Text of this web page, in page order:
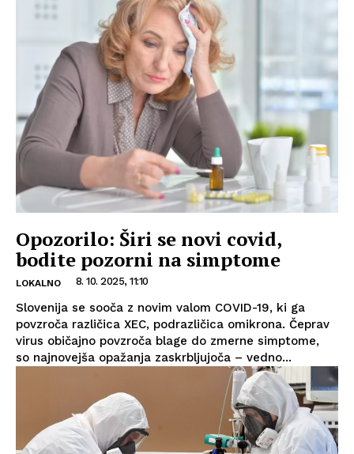
Opozorilo: Širi se novi covid,
bodite pozorni na simptome
LOKALNO 8. 10. 2025, 11:10
Slovenija se sooča z novim valom COVID-19, ki ga
povzroča različica XEC, podrazličica omikrona. Čeprav
virus običajno povzroča blage do zmerne simptome,
so najnovejša opažanja zaskrbljujoča – vedno...